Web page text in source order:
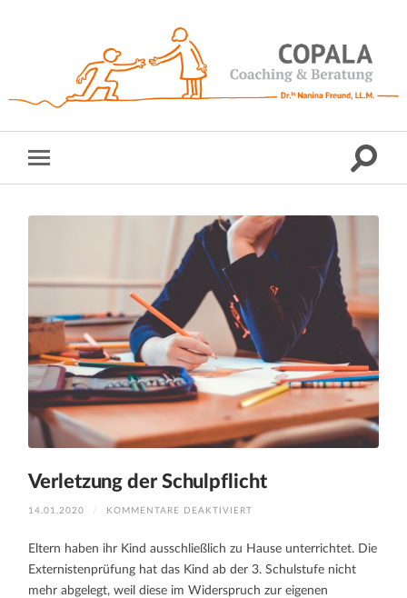
Verletzung der Schulpflicht
14.01.2020 / KOMMENTARE DEAKTIVIERT
SCHULPFLICHT
Eltern haben ihr Kind ausschließlich zu Hause unterrichtet. Die
Externistenprüfung hat das Kind ab der 3. Schulstufe nicht
mehr abgelegt, weil diese im Widerspruch zur eigenen